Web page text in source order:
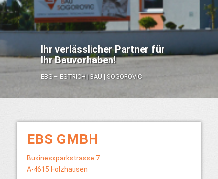
Ihr verlässlicher Partner für
Ihr Bauvorhaben!
EBS – ESTRICH | BAU | SOGOROVIC
EBS GMBH
Businessparkstrasse 7
A-4615 Holzhausen